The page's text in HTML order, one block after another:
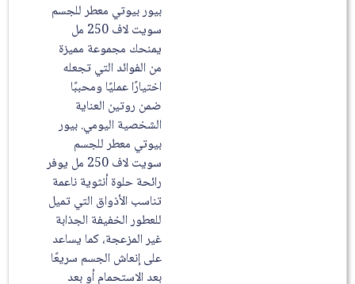
بيور بيوتي معطر للجسم
سويت لاف 250 مل
يمنحك مجموعة مميزة
من الفوائد التي تجعله
اختيارًا عمليًا ومحببًا
ضمن روتين العناية
الشخصية اليومي. بيور
بيوتي معطر للجسم
سويت لاف 250 مل يوفر
رائحة حلوة أنثوية ناعمة
تناسب الأذواق التي تميل
للعطور الخفيفة الجذابة
غير المزعجة، كما يساعد
على إنعاش الجسم سريعًا
بعد الاستحمام أو بعد